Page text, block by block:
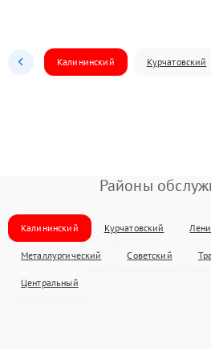
Калининский Курчатовский
Районы
Калининский Курчатовский
Металлургический Советский
Центральный